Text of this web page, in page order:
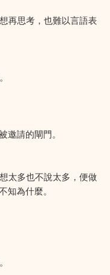
再思考，也難以言語表
請的閘門。
太多也不說太多，便做
知為什麼。